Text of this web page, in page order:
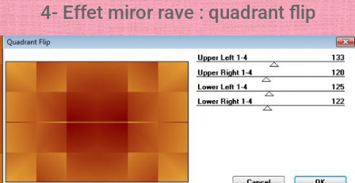
4- Effet miror rave : quadrant flip